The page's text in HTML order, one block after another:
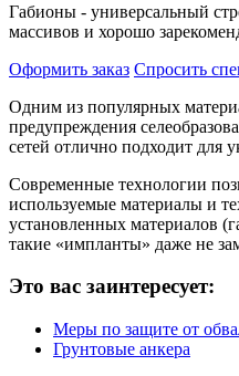
Габионы - универсальный
массивов и хорошо
Оформить заказ Спросить
Одним из популярных
предупреждения
сетей отлично подходит для
Современные технологии
используемые материалы и
установленных материалов
такие «импланты» даже не
Это вас заинтересует:
Меры по защите от
Грунтовые анкера